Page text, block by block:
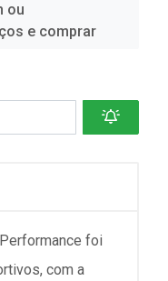
ou
e comprar
foi
com a